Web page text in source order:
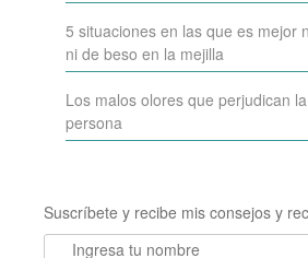
5 situaciones en las que es mejor
ni de beso en la mejilla
Los malos olores que perjudican
persona
Suscríbete y recibe mis consejos y